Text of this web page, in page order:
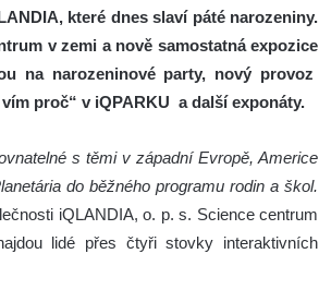
které dnes slaví páté narozeniny.
v zemi a nově samostatná expozice
na narozeninové party, nový provoz
proč“ v iQPARKU a další exponáty.
s těmi v západní Evropě, Americe
do běžného programu rodin a škol.
iQLANDIA, o. p. s. Science centrum
lidé přes čtyři stovky interaktivních